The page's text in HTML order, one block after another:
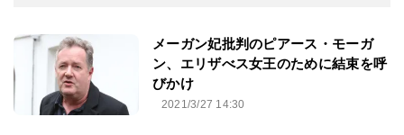
メーガン妃批判のピアース・モーガ
ン、エリザべス女王のために結束を呼
びかけ
2021/3/27 14:30